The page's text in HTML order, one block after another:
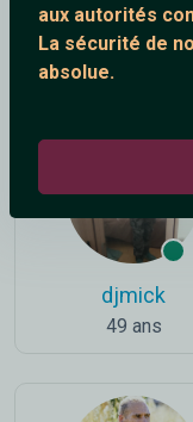
aux autorités
La sécurité de
absolue.
Lea20an
djmick
49 ans